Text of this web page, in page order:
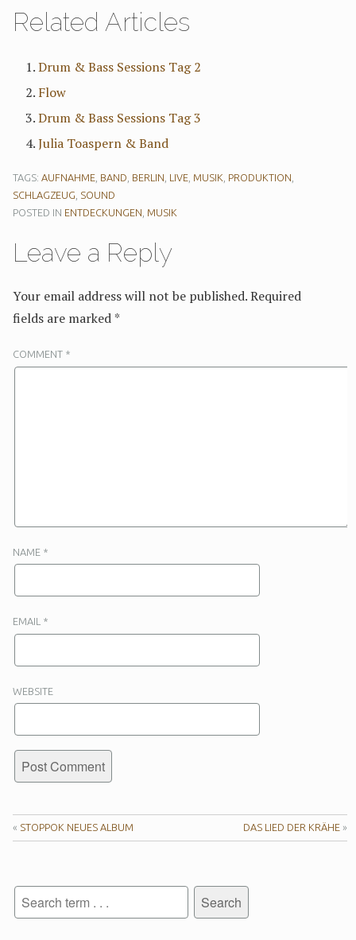
Related Articles
Drum & Bass Sessions Tag 2
Flow
Drum & Bass Sessions Tag 3
Julia Toaspern & Band
TAGS: AUFNAHME BAND BERLIN LIVE MUSIK PRODUKTION
SCHLAGZEUG SOUND
POSTED IN ENTDECKUNGEN MUSIK
Leave a Reply
Your email address will not be published.Required
fields are marked *
COMMENT *
NAME *
EMAIL *
WEBSITE
« STOPPOK NEUES ALBUM DAS LIED DER KRÄHE »